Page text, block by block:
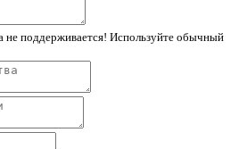
не поддерживается! Используйте обычный